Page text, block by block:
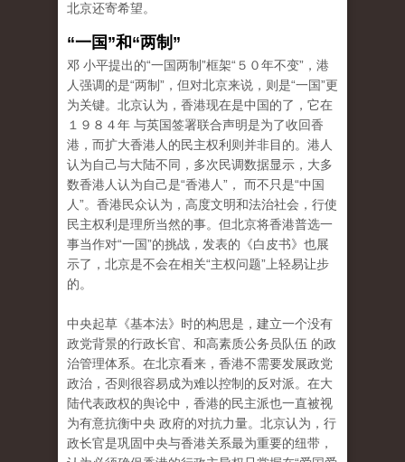
北京还寄希望。
“一国”和“两制”
邓 小平提出的“一国两制”框架“５０年不变”，港
人强调的是“两制”，但对北京来说，则是“一国”更
为关键。北京认为，香港现在是中国的了，它在
１９８４年 与英国签署联合声明是为了收回香
港，而扩大香港人的民主权利则并非目的。港人
认为自己与大陆不同，多次民调数据显示，大多
数香港人认为自己是“香港人”， 而不只是“中国
人”。香港民众认为，高度文明和法治社会，行使
民主权利是理所当然的事。但北京将香港普选一
事当作对“一国”的挑战，发表的《白皮书》也展
示了，北京是不会在相关“主权问题”上轻易让步
的。
中央起草《基本法》时的构思是，建立一个没有
政党背景的行政长官、和高素质公务员队伍 的政
治管理体系。在北京看来，香港不需要发展政党
政治，否则很容易成为难以控制的反对派。在大
陆代表政权的舆论中，香港的民主派也一直被视
为有意抗衡中央 政府的对抗力量。北京认为，行
政长官是巩固中央与香港关系最为重要的纽带，